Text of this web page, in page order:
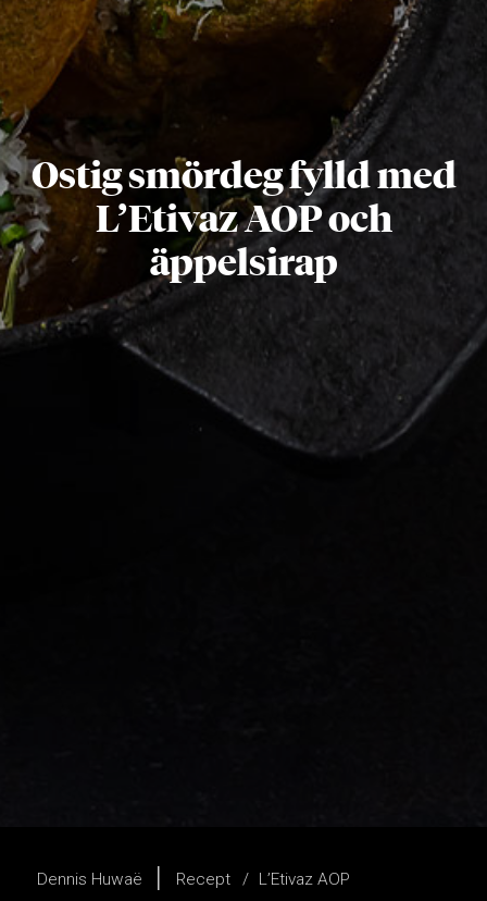
Ostig smördeg fylld med
L’Etivaz AOP och
äppelsirap
Dennis Huwaë Recept L’Etivaz AOP